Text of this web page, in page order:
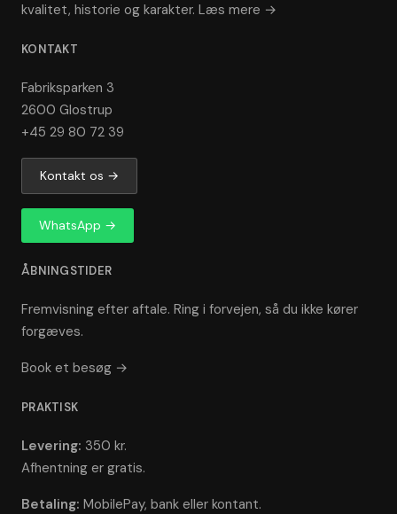
kvalitet, historie og karakter. Læs mere →
KONTAKT
Fabriksparken 3
2600 Glostrup
+45 29 80 72 39
Kontakt os →
WhatsApp →
ÅBNINGSTIDER
Fremvisning efter aftale. Ring i forvejen, så du ikke kører
forgæves.
Book et besøg →
PRAKTISK
Levering: 350 kr.
Afhentning er gratis.
Betaling: MobilePay, bank eller kontant.